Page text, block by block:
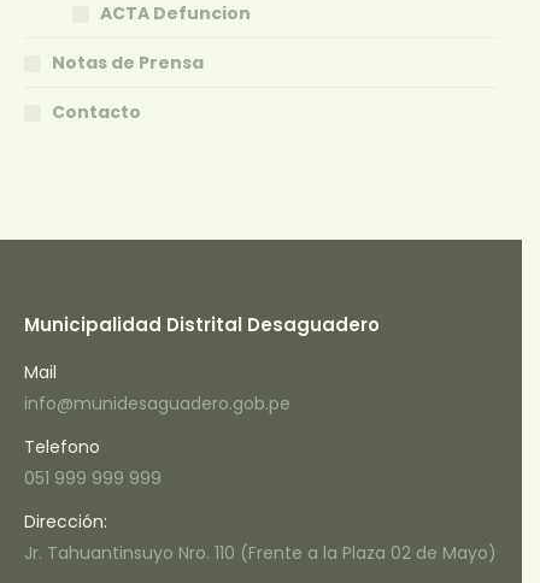
ACTA Defuncion
Notas de Prensa
Contacto
Municipalidad Distrital Desaguadero
Mail
info@munidesaguadero.gob.pe
Telefono
051 999 999 999
Dirección:
Jr. Tahuantinsuyo Nro. 110 (Frente a la Plaza 02 de Mayo)